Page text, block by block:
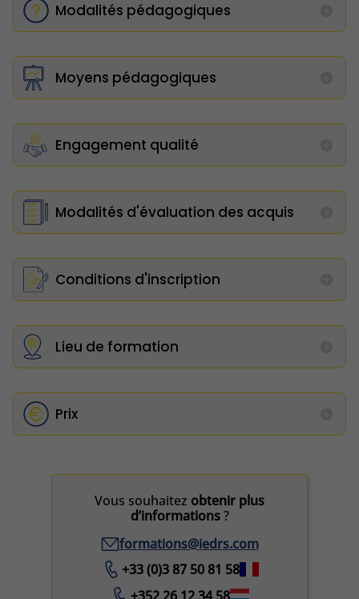
Modalités pédagogiques
Moyens pédagogiques
Engagement qualité
Modalités d'évaluation des acquis
Conditions d'inscription
Lieu de formation
Prix
Vous souhaitez obtenir plus
d’informations?
formations@iedrs.com
+33 (0)3 87 50 81 58